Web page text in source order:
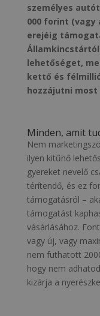
személyes
000 forint (vagy
erejéig
lehetőséget,
kettő és
hozzájutni most
Minden, amit
Nem
ilyen kitűnő
gyereket nevelő
térítendő, és ez
támogatásról –
támogatást
vásárlásához.
vagy új, vagy
nem futhatott
hogy nem
kizárja a